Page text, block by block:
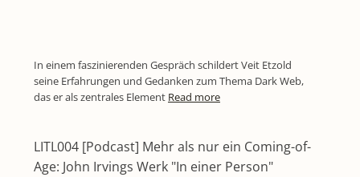
In einem faszinierenden Gespräch schildert Veit Etzold
seine Erfahrungen und Gedanken zum Thema Dark Web,
das er als zentrales Element Read more
LITL004 [Podcast] Mehr als nur ein Coming-of-
Age: John Irvings Werk "In einer Person"